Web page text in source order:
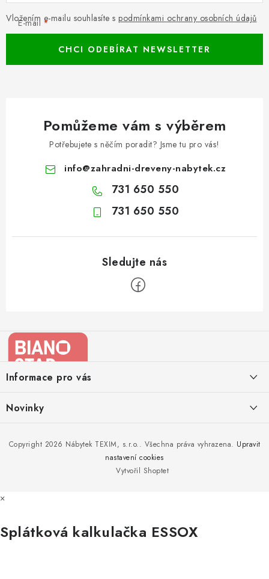
E-mail
Vložením e-mailu souhlasíte s podmínkami ochrany osobních údajů
CHCI ODEBÍRAT NEWSLETTER
Pomůžeme vám s výběrem
Potřebujete s něčím poradit? Jsme tu pro vás!
info@zahradni-dreveny-nabytek.cz
731 650 550
731 650 550
aInformace pro vás
Kontakty
Doprava nábytku k Vám
Formulář odstoupení od smlouvy
Novinky
to!
Nakupujte zahradní nábytek i v ziměVytvořil Shoptet
Copyright 2026 Nábytek TEXIM, s.r.o.. Všechna práva vyhrazena. Upravit
nastavení cookies
×
Splátková kalkulačka ESSOX